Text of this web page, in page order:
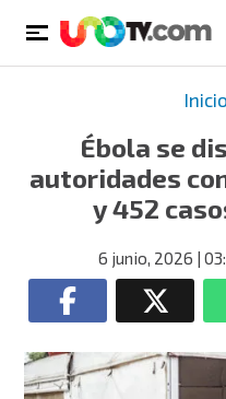
Inicio
Ébola se
autoridades
y 452
6 junio, 2026 |